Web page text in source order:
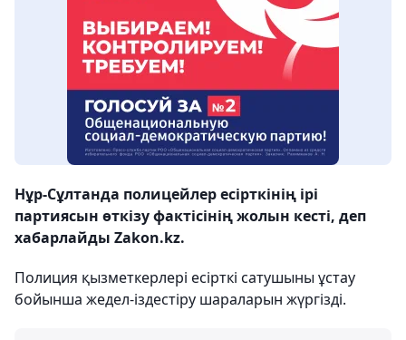
Нұр-Сұлтанда полицейлер есірткінің ірі
партиясын өткізу фактісінің жолын кесті, деп
хабарлайды Zakon.kz.
Полиция қызметкерлері есірткі сатушыны ұстау
бойынша жедел-іздестіру шараларын жүргізді.